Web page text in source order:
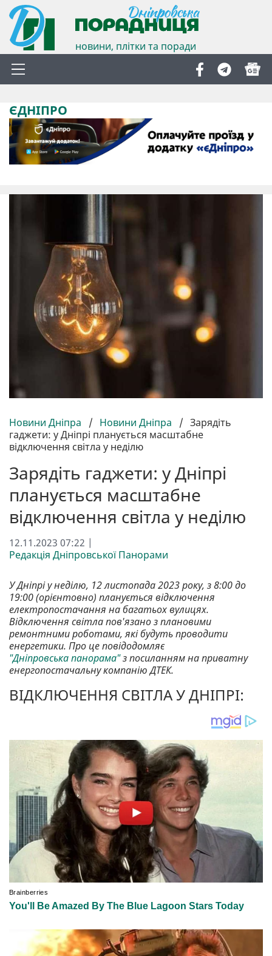
новини, плітки та поради
ЄДНІПРО
Новини Дніпра / Новини Дніпра / Зарядіть
гаджети: у Дніпрі планується масштабне
відключення світла у неділю
Зарядіть гаджети: у Дніпрі
планується масштабне
відключення світла у неділю
12.11.2023 07:22 |
Редакція Дніпровської Панорами
У Дніпрі у неділю, 12 листопада 2023 року, з 8:00 до
19:00 (орієнтовно) планується відключення
електропостачання на багатьох вулицях.
Відключення світла пов'язано з плановими
ремонтними роботами, які будуть проводити
енергетики. Про це повідодомляє
"Дніпровська панорама"з посиланням на приватну
енергопостачальну компанію ДТЕК.
ВІДКЛЮЧЕННЯ СВІТЛА У ДНІПРІ: